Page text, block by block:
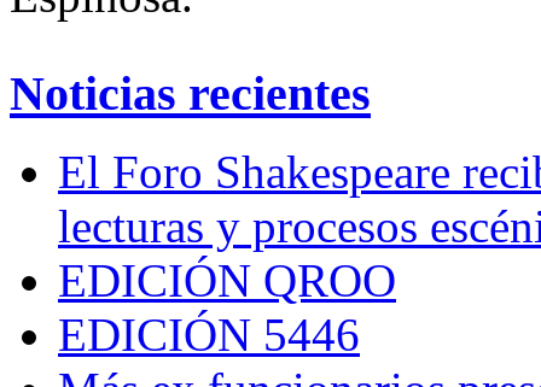
Noticias recientes
El Foro Shakespeare
lecturas y procesos
EDICIÓN QROO
EDICIÓN 5446